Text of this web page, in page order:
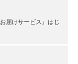
届けサービス』はじ